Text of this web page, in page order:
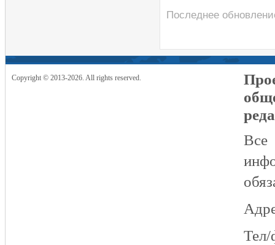
Последнее
Copyright © 2013-2026. All rights reserved.